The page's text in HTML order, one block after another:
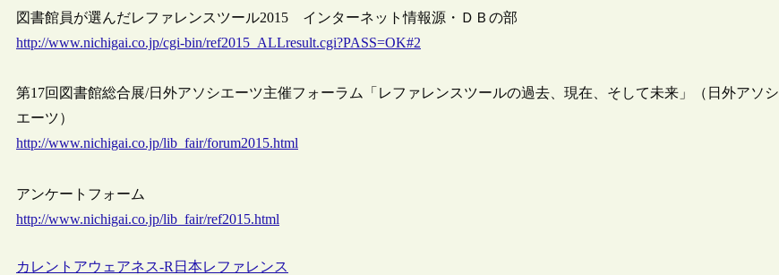
図書館員が選んだレファレンスツール2015 インターネット情報源・ＤＢの部
http://www.nichigai.co.jp/cgi-bin/ref2015_ALLresult.cgi?PASS=OK#2
第17回図書館総合展/日外アソシエーツ主催フォーラム「レファレンスツールの過去、現在、そして未来」（日外アソシ
エーツ）
http://www.nichigai.co.jp/lib_fair/forum2015.html
アンケートフォーム
http://www.nichigai.co.jp/lib_fair/ref2015.html
カレントアウェアネス-R 日本レファレンス